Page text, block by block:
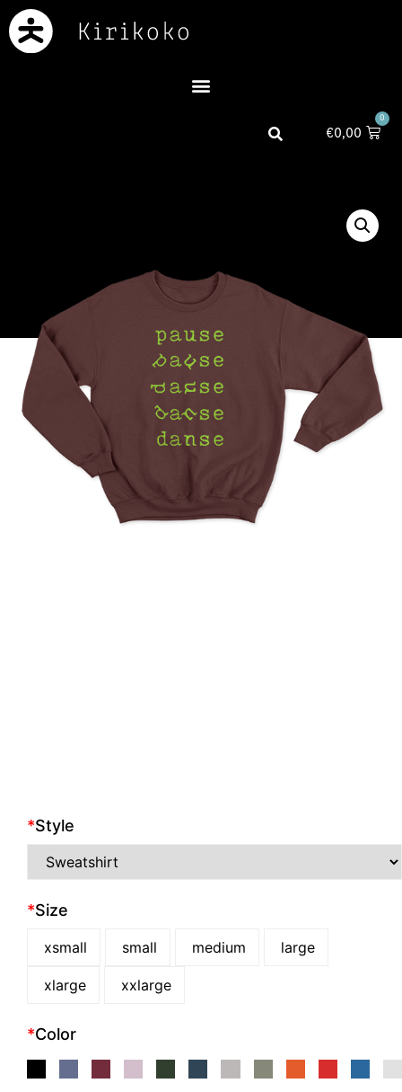
€0,00
0
*Style
*Size
xsmall small medium large
xlarge xxlarge
*Color